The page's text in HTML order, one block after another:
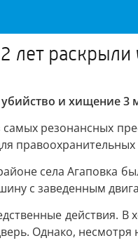
лет
убийство и хищение
резонансных
правоохранительных
села Агаповка
с заведенным
действия.
Однако,